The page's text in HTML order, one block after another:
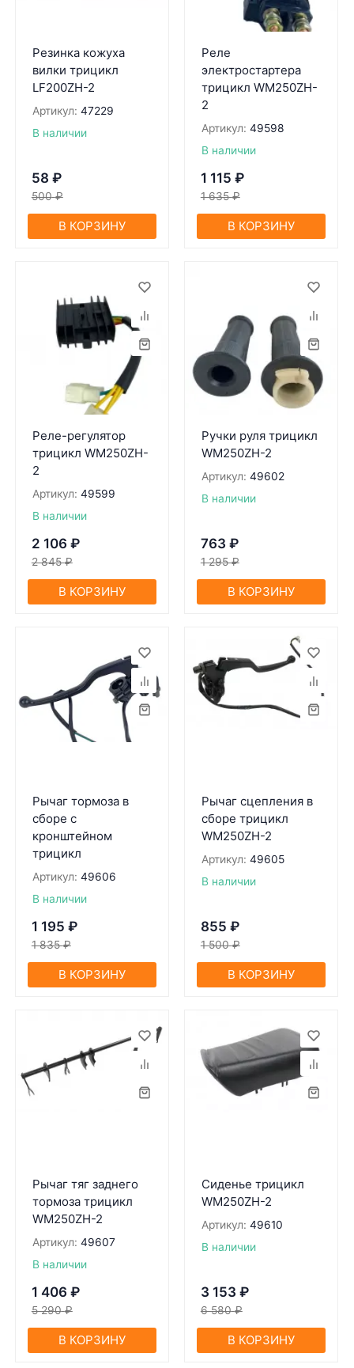
Резинка кожуха
вилки трицикл
LF200ZH-2
Артикул: 47229
В наличии
58 ₽
500 ₽
В КОРЗИНУ
Реле
электростартера
трицикл WM250ZH-
2
Артикул: 49598
В наличии
1 115 ₽
1 635 ₽
В КОРЗИНУ
Реле-регулятор
трицикл WM250ZH-
2
Артикул: 49599
В наличии
2 106 ₽
2 845 ₽
В КОРЗИНУ
Ручки руля трицикл
WM250ZH-2
Артикул: 49602
В наличии
763 ₽
1 295 ₽
В КОРЗИНУ
Рычaг тормозa в
сборе с
кронштейном
трицикл
Артикул: 49606
В наличии
1 195 ₽
1 835 ₽
В КОРЗИНУ
Рычаг сцепления в
сборе трицикл
WM250ZH-2
Артикул: 49605
В наличии
855 ₽
1 500 ₽
В КОРЗИНУ
Рычаг тяг заднего
тормоза трицикл
WM250ZH-2
Артикул: 49607
В наличии
1 406 ₽
5 290 ₽
В КОРЗИНУ
Сиденье трицикл
WM250ZH-2
Артикул: 49610
В наличии
3 153 ₽
6 580 ₽
В КОРЗИНУ